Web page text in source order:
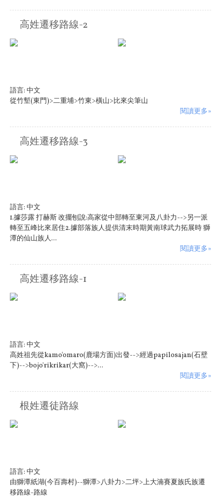
高姓遷移路線-2
語言: 中文
從竹塹(東門)>二重埔>竹東>橫山>比來尖筆山
閱讀更多»
高姓遷移路線-3
語言: 中文
1.據莎露 打赫斯 改擺刨說:高家從中部轉至東河及八卦力-->另一派
轉至五峰比來居住2.據部落族人提供清末時期黃南球武力拓展時 獅
潭的仙山族人...
閱讀更多»
高姓遷移路線-1
語言: 中文
高姓祖先從kamo'omaro(鹿場方面)出發-->經過papilosajan(石壁
下)-->bojo'rikrikar(大窩)-->...
閱讀更多»
根姓遷徒路線
語言: 中文
由獅潭紙湖(今百壽村)--獅潭>八卦力>二坪>上大湳賽夏族氏族遷
移路線-路線